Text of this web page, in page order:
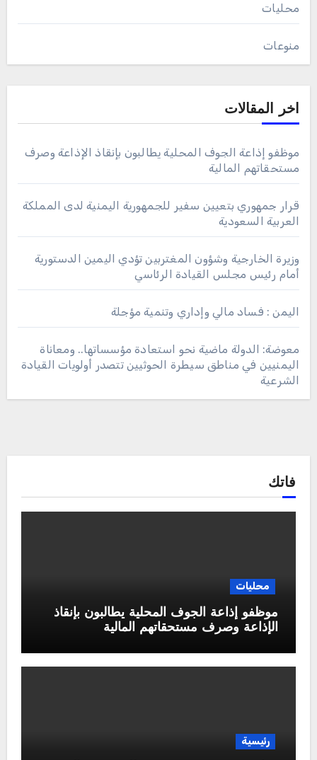
محليات
منوعات
اخر المقالات
موظفو إذاعة الجوف المحلية يطالبون بإنقاذ الإذاعة وصرف
مستحقاتهم المالية
قرار جمهوري بتعيين سفير للجمهورية اليمنية لدى المملكة
العربية السعودية
وزيرة الخارجية وشؤون المغتربين تؤدي اليمين الدستورية
أمام رئيس مجلس القيادة الرئاسي
اليمن : فساد مالي وإداري وتنمية مؤجلة
معوضة: الدولة ماضية نحو استعادة مؤسساتها.. ومعاناة
اليمنيين في مناطق سيطرة الحوثيين تتصدر أولويات القيادة
الشرعية
فاتك
محليات
موظفو إذاعة الجوف المحلية يطالبون بإنقاذ
الإذاعة وصرف مستحقاتهم المالية
رئيسية